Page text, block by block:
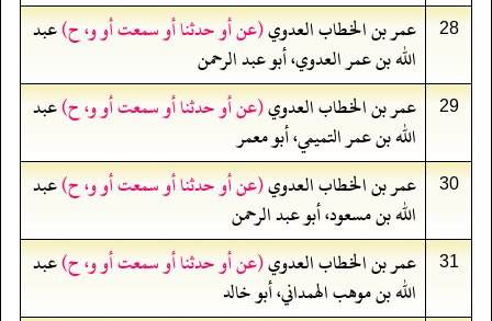
28 عمر بن الخطاب العدوي(عن أو حدثنا أو سمعت أو و، ح)عبد
الله بن عمر العدوي، أبو عبد الرحمن
29 عمر بن الخطاب العدوي(عن أو حدثنا أو سمعت أو و، ح)عبد
الله بن عمر التميمي، أبو معمر
30 عمر بن الخطاب العدوي(عن أو حدثنا أو سمعت أو و، ح)عبد
الله بن مسعود، أبو عبد الرحمن
31 عمر بن الخطاب العدوي(عن أو حدثنا أو سمعت أو و، ح)عبد
الله بن موهب الهمداني، أبو خالد